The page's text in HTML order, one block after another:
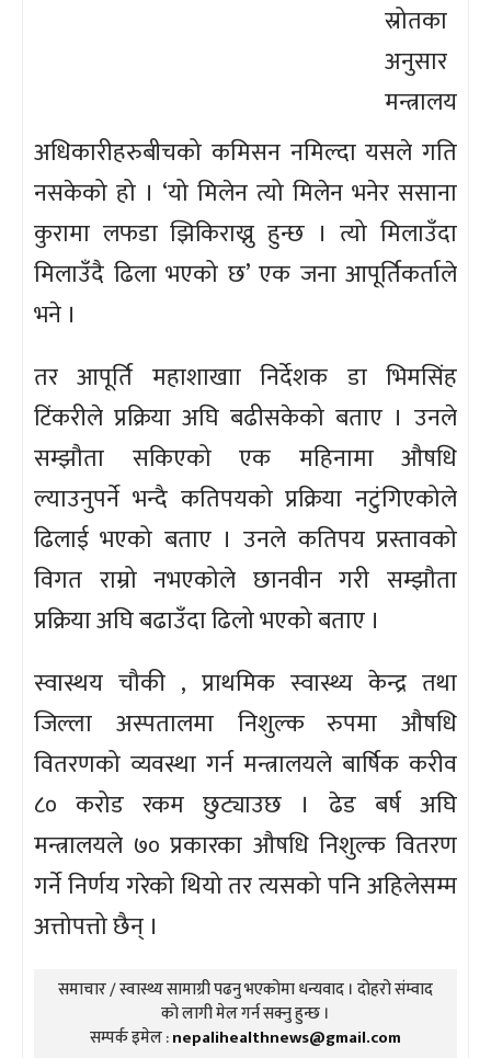
स्रोतका
अनुसार
मन्त्रालय
अधिकारीहरुबीचको कमिसन नमिल्दा यसले गति
नसकेको हो । ‘यो मिलेन त्यो मिलेन भनेर ससाना
कुरामा लफडा झिकिराख्नु हुन्छ । त्यो मिलाउँदा
मिलाउँदै ढिला भएको छ’ एक जना आपूर्तिकर्ताले
भने ।
तर आपूर्ति महाशाखाा निर्देशक डा भिमसिंह
टिंकरीले प्रक्रिया अघि बढीसकेको बताए । उनले
सम्झौता सकिएको एक महिनामा औषधि
ल्याउनुपर्ने भन्दै कतिपयको प्रक्रिया नटुंगिएकोले
ढिलाई भएको बताए । उनले कतिपय प्रस्तावको
विगत राम्रो नभएकोले छानवीन गरी सम्झौता
प्रक्रिया अघि बढाउँदा ढिलो भएको बताए ।
स्वास्थय चौकी , प्राथमिक स्वास्थ्य केन्द्र तथा
जिल्ला अस्पतालमा निशुल्क रुपमा औषधि
वितरणको व्यवस्था गर्न मन्त्रालयले बार्षिक करीव
८० करोड रकम छुट्याउछ । ढेड बर्ष अघि
मन्त्रालयले ७० प्रकारका औषधि निशुल्क वितरण
गर्ने निर्णय गरेको थियो तर त्यसको पनि अहिलेसम्म
अत्तोपत्तो छैन् ।
समाचार / स्वास्थ्य सामाग्री पढनु भएकोमा धन्यवाद । दोहरो संम्वाद
को लागी मेल गर्न सक्नु हुन्छ ।
सम्पर्क इमेल :nepalihealthnews@gmail.com